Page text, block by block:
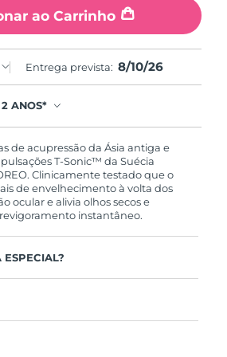
ao Carrinho
Entrega prevista: 8/10/26
ANOS*
tiver qualquer problema até
a FOREO substituirá seu
pelo Luna FOFO
cuja garantia é de 90 dias.
de acupressão da Ásia antiga e
T-Sonic™ da Suécia
Clinicamente testado que o
de envelhecimento à volta dos
ocular e alivia olhos secos e
instantâneo.
ESPECIAL?
redução de papos*
70%* e os pés de galinha e as
USB
Entrega prevista 8/13/26
Entrega prevista8/10/26
Entrega prevista8/10/26
Entrega prevista